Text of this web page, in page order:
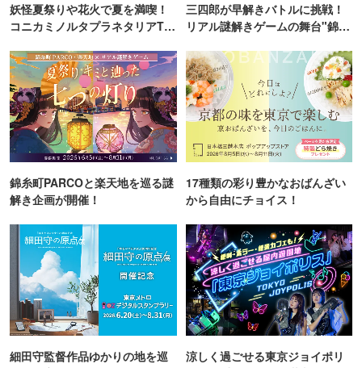
妖怪夏祭りや花火で夏を満喫！
コニカミノルタプラネタリアTO
三四郎が早解きバトルに挑戦！
リアル謎解きゲームの舞台"錦糸
錦糸町PARCOと楽天地を巡る謎
解き企画が開催！
17種類の彩り豊かなおばんざい
から自由にチョイス！
細田守監督作品ゆかりの地を巡
涼しく過ごせる東京ジョイポリ